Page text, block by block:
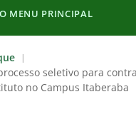
MENU PRINCIPAL
|
seletivo para
no Campus Itaberaba